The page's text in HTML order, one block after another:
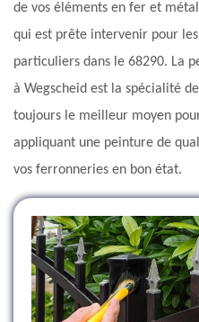
de vos éléments en fer et
qui est prête intervenir pour
particuliers dans le 68290. La
à Wegscheid est la spécialité
toujours le meilleur moyen
appliquant une peinture de
vos ferronneries en bon état.